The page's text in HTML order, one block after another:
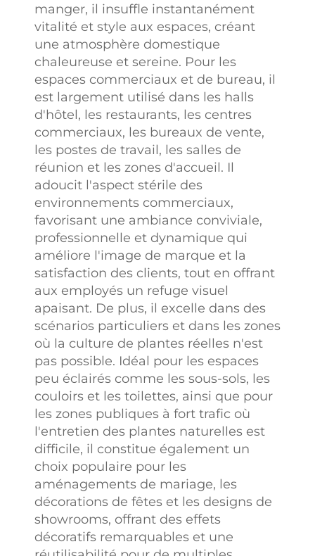
manger, il insuffle instantanément
vitalité et style aux espaces, créant
une atmosphère domestique
chaleureuse et sereine. Pour les
espaces commerciaux et de bureau, il
est largement utilisé dans les halls
d'hôtel, les restaurants, les centres
commerciaux, les bureaux de vente,
les postes de travail, les salles de
réunion et les zones d'accueil. Il
adoucit l'aspect stérile des
environnements commerciaux,
favorisant une ambiance conviviale,
professionnelle et dynamique qui
améliore l'image de marque et la
satisfaction des clients, tout en offrant
aux employés un refuge visuel
apaisant. De plus, il excelle dans des
scénarios particuliers et dans les zones
où la culture de plantes réelles n'est
pas possible. Idéal pour les espaces
peu éclairés comme les sous-sols, les
couloirs et les toilettes, ainsi que pour
les zones publiques à fort trafic où
l'entretien des plantes naturelles est
difficile, il constitue également un
choix populaire pour les
aménagements de mariage, les
décorations de fêtes et les designs de
showrooms, offrant des effets
décoratifs remarquables et une